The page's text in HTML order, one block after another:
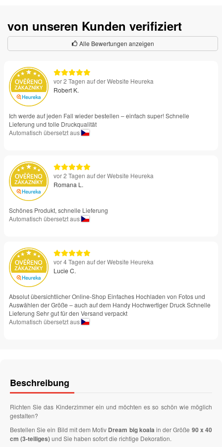
von unseren Kunden verifiziert
Alle Bewertungen anzeigen
vor 2 Tagen auf der Website Heureka
Robert K.
Ich werde auf jeden Fall wieder bestellen – einfach super! Schnelle
Lieferung und tolle Druckqualität
Automatisch übersetzt aus
vor 2 Tagen auf der Website Heureka
Romana L.
Schönes Produkt, schnelle Lieferung
Automatisch übersetzt aus
vor 4 Tagen auf der Website Heureka
Lucie C.
Absolut übersichtlicher Online-Shop Einfaches Hochladen von Fotos und
Auswählen der Größe – auch auf dem Handy Hochwertiger Druck Schnelle
Lieferung Sehr gut für den Versand verpackt
Automatisch übersetzt aus
Beschreibung
Richten Sie das Kinderzimmer ein und möchten es so schön wie möglich
gestalten?
Bestellen Sie ein Bild mit dem Motiv Dream big koala in der Größe 90 x 40
cm (3-teiliges)und Sie haben sofort die richtige Dekoration.